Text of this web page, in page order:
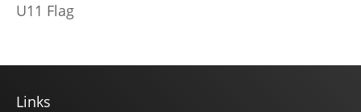
U11 Flag
Links